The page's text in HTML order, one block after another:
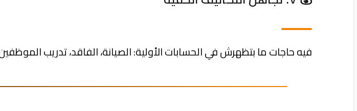
فيه حاجات ما بتظهرش في الحسابات الأولية: الصيانة، الفاقد، تدريب